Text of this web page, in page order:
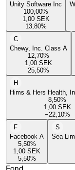
Unity Software Inc
100,00%
1,00 SEK
13,80%
C
Chewy, Inc. Class A
12,70%
1,00 SEK
25,50%
H
Hims & Hers Health,
8,50%
1,00 SEK
−22,10%
F
Facebook A
5,50%
1,00 SEK
5,50%
S
Sea